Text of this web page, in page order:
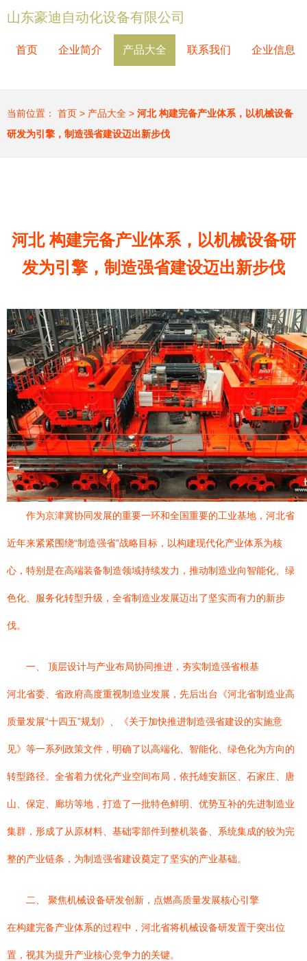
山东豪迪自动化设备有限公司
首页 企业简介 产品大全 联系我们 企业信息
当前位置： 首页 > 产品大全 > 河北 构建完备产业体系，以机械设备
研发为引擎，制造强省建设迈出新步伐
河北 构建完备产业体系，以机械设备研
发为引擎，制造强省建设迈出新步伐
作为京津冀协同发展的重要一环和全国重要的工业基地，河北省
近年来紧紧围绕“制造强省”战略目标，以构建现代化产业体系为核
心，特别是在高端装备制造领域持续发力，推动制造业向智能化、绿
色化、服务化转型升级，全省制造业发展迈出了坚实而有力的新步
伐。
一、 顶层设计与产业布局协同推进，夯实制造强省根基
河北省委、省政府高度重视制造业发展，先后出台《河北省制造业高
质量发展“十四五”规划》、《关于加快推进制造强省建设的实施意
见》等一系列政策文件，明确了以高端化、智能化、绿色化为方向的
转型路径。全省着力优化产业空间布局，依托雄安新区、石家庄、唐
山、保定、廊坊等地，打造了一批特色鲜明、优势互补的先进制造业
集群，形成了从原材料、基础零部件到整机装备、系统集成的较为完
整的产业链条，为制造强省建设奠定了坚实的产业基础。
二、 聚焦机械设备研发创新，点燃高质量发展核心引擎
在构建完备产业体系的过程中，河北省将机械设备研发置于突出位
置，视其为提升产业核心竞争力的关键。